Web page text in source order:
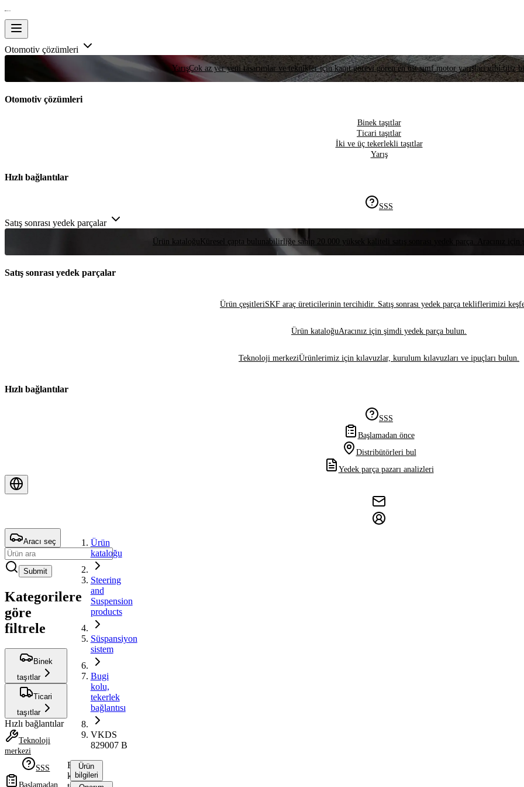
Otomotiv çözümleri
YarışÇok az yer yeni tasarımlar ve teknikler için kanıt görevi gören en üst sınıf motor yarışları gibi titiz
Otomotiv çözümleri
Binek taşıtlar
Ticari taşıtlar
İki ve üç tekerlekli taşıtlar
Yarış
Hızlı bağlantılar
SSS
Satış sonrası yedek parçalar
Ürün kataloğu Küresel çapta bulunabilirliğe sahip 20.000 yüksek kaliteli satış sonrası yedek parça. Aracınız
Satış sonrası yedek parçalar
Ürün çeşitleriSKF araç üreticilerinin tercihidir. Satış sonrası yedek parça tekliflerimizi
Ürün kataloğuAracınız için şimdi yedek parça bulun.
Teknoloji merkeziÜrünlerimiz için kılavuzlar, kurulum kılavuzları ve ipuçları bulun.
Hızlı bağlantılar
SSS
Başlamadan önce
Distribütörleri bul
Yedek parça pazarı analizleri
Aracı seç
Submit
Kategorilere
göre
filtrele
Binek
taşıtlar
Ticari
taşıtlar
Hızlı bağlantılar
Teknoloji
merkezi
SSS
Başlamadan
Ürün
kataloğu
Steering
and
Suspension
products
Süspansiyon
sistem
Bugi
kolu,
tekerlek
bağlantısı
VKDS
829007 B
Bugi
kolu,
Ürün
bilgileri